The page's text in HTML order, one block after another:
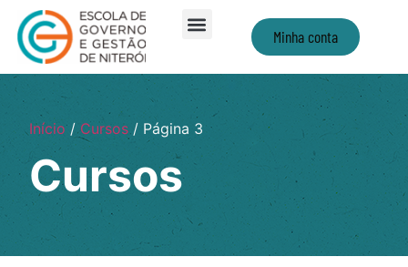
Minha conta
Início/Cursos/ Página 3
Cursos